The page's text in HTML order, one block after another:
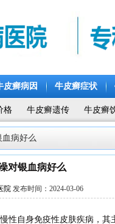
皮癣病因 牛皮癣症状
格 牛皮癣遗传 牛皮癣
血病好么
对银血病好么
院 发布时间：2024-03-06
自身免疫性皮肤疾病，其